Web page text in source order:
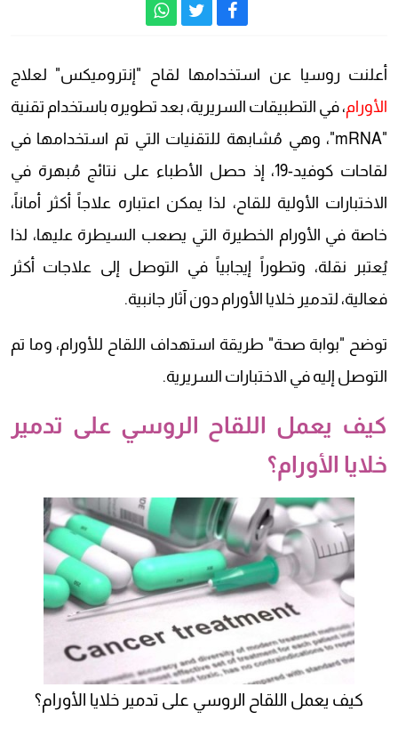
أعلنت روسيا عن استخدامها لقاح "إنتروميكس" لعلاج
الأورام، في التطبيقات السريرية، بعد تطويره باستخدام تقنية
"mRNA"، وهي مُشابهة للتقنيات التي تم استخدامها في
لقاحات كوفيد-19، إذ حصل الأطباء على نتائج مُبهرة في
الاختبارات الأولية للقاح، لذا يمكن اعتباره علاجاً أكثر أماناً،
خاصة في الأورام الخطيرة التي يصعب السيطرة عليها، لذا
يُعتبر نقلة، وتطوراً إيجابياً في التوصل إلى علاجات أكثر
فعالية، لتدمير خلايا الأورام دون آثار جانبية.
توضح "بوابة صحة" طريقة استهداف اللقاح للأورام، وما تم
التوصل إليه في الاختبارات السريرية.
كيف يعمل اللقاح الروسي على تدمير
خلايا الأورام؟
كيف يعمل اللقاح الروسي على تدمير خلايا الأورام؟